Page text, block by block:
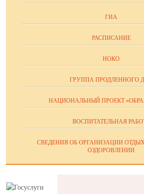
ГИА
РАСПИСАНИЕ
НОКО
ГРУППА ПРОДЛЕННОГО
НАЦИОНАЛЬНЫЙ ПРОЕКТ
ВОСПИТАТЕЛЬНАЯ
СВЕДЕНИЯ ОБ ОРГАНИЗАЦИИ
ОЗДОРОВЛЕНИИ